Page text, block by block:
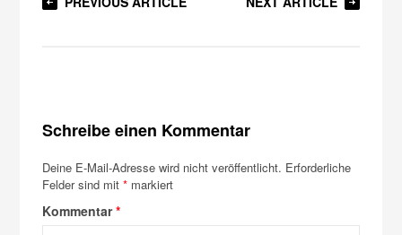
Schreibe einen Kommentar
Deine E-Mail-Adresse wird nicht veröffentlicht. Erforderliche
Felder sind mit* markiert
Kommentar*